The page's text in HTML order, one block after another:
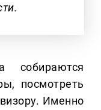
собираются
посмотреть
Именно